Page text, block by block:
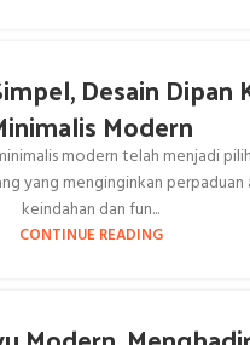
Desain Dipan
Modern
modern telah menjadi
yang menginginkan perpaduan
keindahan dan fun...
CONTINUE READING